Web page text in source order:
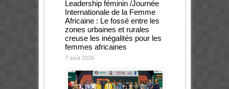
Leadership féminin /Journée
Internationale de la Femme
Africaine : Le fossé entre les
zones urbaines et rurales
creuse les inégalités pour les
femmes africaines
7 août 2026